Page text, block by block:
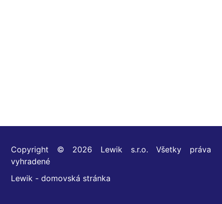
Copyright © 2026 Lewik s.r.o. Všetky práva
vyhradené
Lewik - domovská stránka